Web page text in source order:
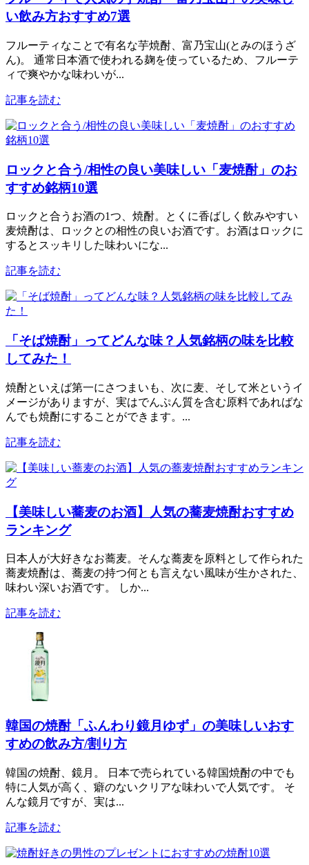
い飲み方おすすめ7選
フルーティなことで有名な芋焼酎、富乃宝山(とみのほうざ
ん)。 通常日本酒で使われる麹を使っているため、フルーテ
ィで爽やかな味わいが...
記事を読む
ロックと合う/相性の良い美味しい「麦焼酎」のお
すすめ銘柄10選
ロックと合うお酒の1つ、焼酎。とくに香ばしく飲みやすい
麦焼酎は、ロックとの相性の良いお酒です。お酒はロックに
するとスッキリした味わいにな...
記事を読む
「そば焼酎」ってどんな味？人気銘柄の味を比較
してみた！
焼酎といえば第一にさつまいも、次に麦、そして米というイ
メージがありますが、実はでんぷん質を含む原料であればな
んでも焼酎にすることができます。...
記事を読む
【美味しい蕎麦のお酒】人気の蕎麦焼酎おすすめ
ランキング
日本人が大好きなお蕎麦。そんな蕎麦を原料として作られた
蕎麦焼酎は、蕎麦の持つ何とも言えない風味が生かされた、
味わい深いお酒です。 しか...
記事を読む
韓国の焼酎「ふんわり鏡月ゆず」の美味しいおす
すめの飲み方/割り方
韓国の焼酎、鏡月。 日本で売られている韓国焼酎の中でも
特に人気が高く、癖のないクリアな味わいで人気です。 そ
んな鏡月ですが、実は...
記事を読む